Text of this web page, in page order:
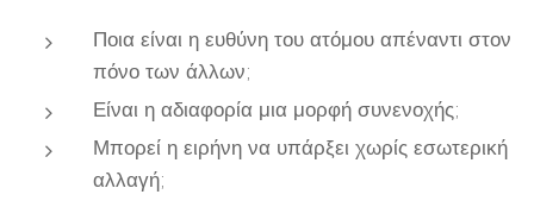
Ποια είναι η ευθύνη του ατόμου απέναντι στον
πόνο των άλλων;
Είναι η αδιαφορία μια μορφή συνενοχής;
Μπορεί η ειρήνη να υπάρξει χωρίς εσωτερική
αλλαγή;